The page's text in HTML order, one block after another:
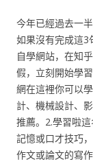
今年已經過去一
如果沒有完成這3
自學網站，在知
假，立刻開始學
網在這裡你可以
計、機械設計、
推薦。2.學習啦
記憶或口才技巧
作文或論文的寫